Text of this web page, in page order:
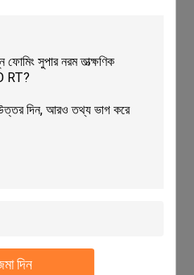
দিন
প্রয়োগ করুন
রাসায়নিক ফাইবার উপর ভাল হাত অনুভূতি আছে